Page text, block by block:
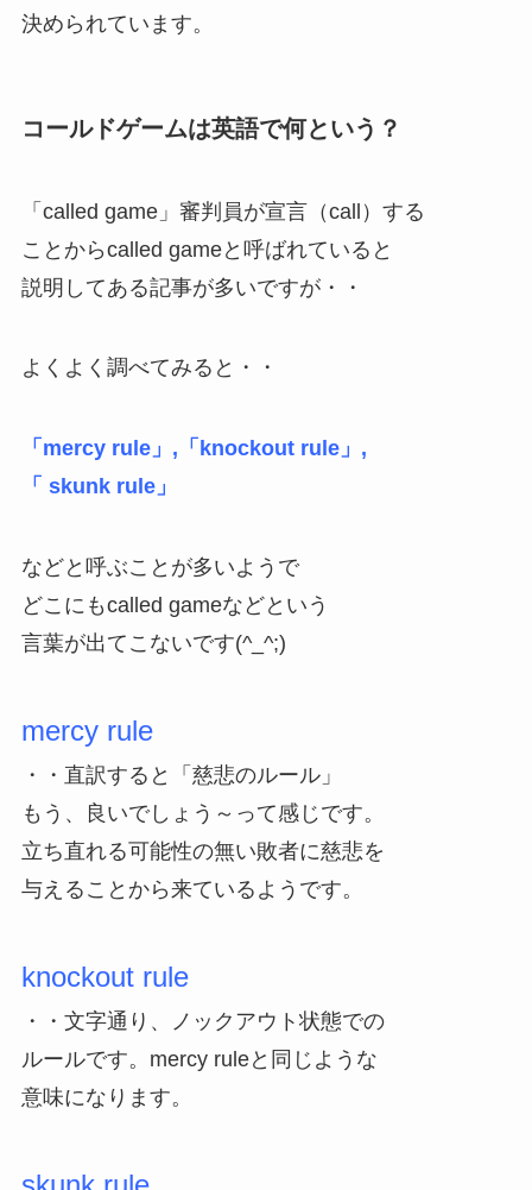
決められています。
コールドゲームは英語で何という？
「called game」審判員が宣言（call）する
ことからcalled gameと呼ばれていると
説明してある記事が多いですが・・
よくよく調べてみると・・
「mercy rule」, 「knockout rule」,
「 skunk rule」
などと呼ぶことが多いようで
どこにもcalled gameなどという
言葉が出てこないです(^_^;)
mercy rule
・・直訳すると「慈悲のルール」
もう、良いでしょう～って感じです。
立ち直れる可能性の無い敗者に慈悲を
与えることから来ているようです。
knockout rule
・・文字通り、ノックアウト状態での
ルールです。mercy ruleと同じような
意味になります。